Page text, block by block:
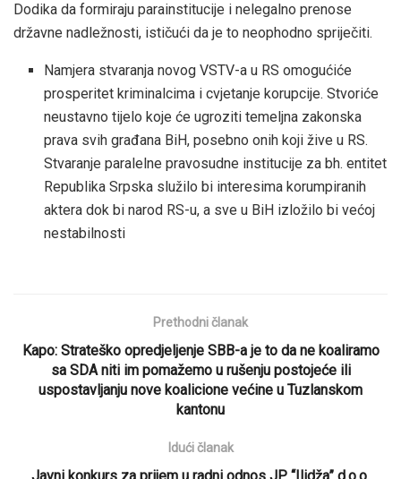
Dodika da formiraju parainstitucije i nelegalno prenose
državne nadležnosti, ističući da je to neophodno spriječiti.
Namjera stvaranja novog VSTV-a u RS omogućiće
prosperitet kriminalcima i cvjetanje korupcije. Stvoriće
neustavno tijelo koje će ugroziti temeljna zakonska
prava svih građana BiH, posebno onih koji žive u RS.
Stvaranje paralelne pravosudne institucije za bh. entitet
Republika Srpska služilo bi interesima korumpiranih
aktera dok bi narod RS-u, a sve u BiH izložilo bi većoj
nestabilnosti
Prethodni članak
Kapo: Strateško opredjeljenje SBB-a je to da ne koaliramo
sa SDA niti im pomažemo u rušenju postojeće ili
uspostavljanju nove koalicione većine u Tuzlanskom
kantonu
Idući članak